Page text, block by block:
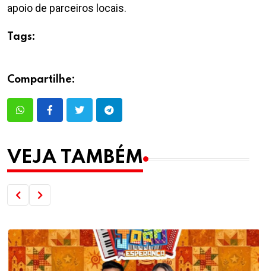
apoio de parceiros locais.
Tags:
Compartilhe:
VEJA TAMBÉM